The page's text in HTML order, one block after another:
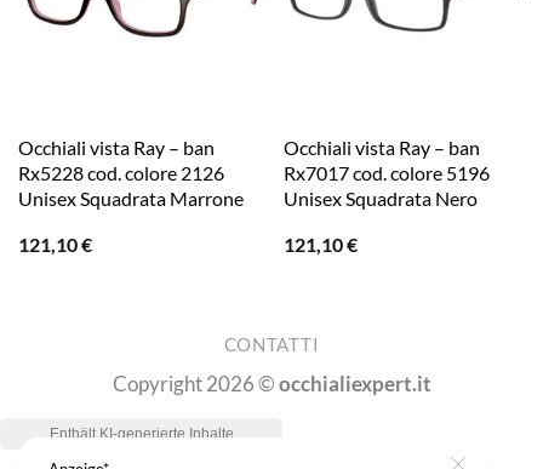
Occhiali vista Ray – ban
Rx5228 cod. colore 2126
Unisex Squadrata Marrone
121,10€
Occhiali vista Ray – ban
Rx7017 cod. colore 5196
Unisex Squadrata Nero
121,10€
CONTATTI
Copyright 2026 ©occhialiexpert.it